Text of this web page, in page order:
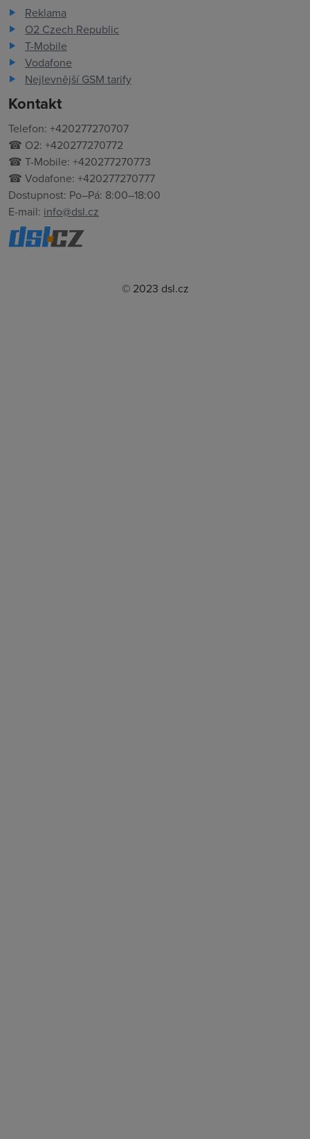
Reklama
O2 Czech Republic
T-Mobile
Vodafone
Nejlevnější GSM tarify
Kontakt
Telefon: +420277270707
☎ O2: +420277270772
☎ T-Mobile: +420277270773
☎ Vodafone: +420277270777
Dostupnost: Po–Pá: 8:00–18:00
E-mail: info@dsl.cz
© 2023 dsl.cz